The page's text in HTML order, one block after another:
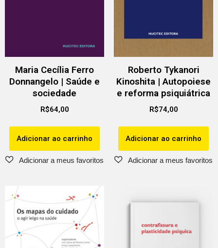
Maria Cecília Ferro
Donnangelo | Saúde e
sociedade
R$64,00
Adicionar ao carrinho
Roberto Tykanori
Kinoshita | Autopoiese
e reforma psiquiátrica
R$74,00
Adicionar ao carrinho